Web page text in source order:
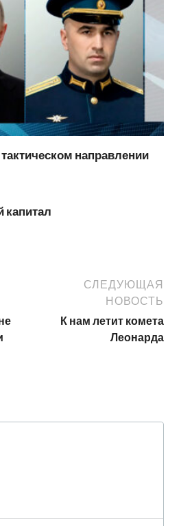
направлении
капитал
СЛЕДУЮЩАЯ
НОВОСТЬ
К нам летит комета
Леонарда